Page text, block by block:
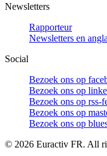
Newsletters
Rapporteur
Newsletters en
Social
Bezoek ons op
Bezoek ons op
Bezoek ons op rss-
Bezoek ons op
Bezoek ons op
© 2026 Euractiv FR. All